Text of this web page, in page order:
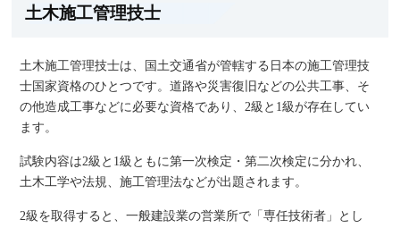
土木施工管理技士
土木施工管理技士は、国土交通省が管轄する日本の施工管理技
士国家資格のひとつです。道路や災害復旧などの公共工事、そ
の他造成工事などに必要な資格であり、2級と1級が存在してい
ます。
試験内容は2級と1級ともに第一次検定・第二次検定に分かれ、
土木工学や法規、施工管理法などが出題されます。
2級を取得すると、一般建設業の営業所で「専任技術者」とし